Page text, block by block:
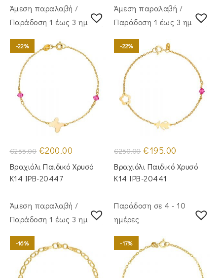
Άμεση παραλαβή /
Παράδoση 1 έως 3 ημέρες
-22%
€255.00 Original
price
was:
€255.00.
€200.00
τιμή
είναι:
Βραχιόλι Παιδικό Χρυσό
Κ14 IPB-20447
Άμεση παραλαβή /
Παράδoση 1 έως 3 ημέρες
-22%
€250.00 Original
price
was:
€250.00.
€195.00
τιμή
είναι:
Βραχιόλι Παιδικό Χρυσό
Κ14 IPB-20441
Άμεση παραλαβή /
Παράδoση 1 έως 3 ημέρες
-16%
Παράδοση σε 4 - 10
ημέρες
-17%